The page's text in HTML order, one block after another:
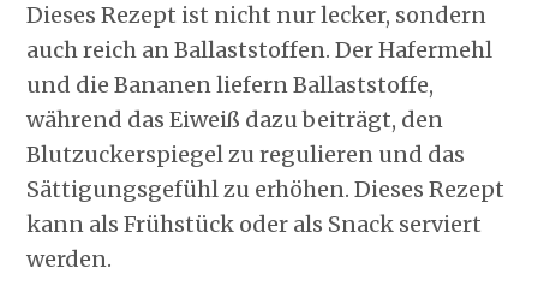
Dieses Rezept ist nicht nur lecker, sondern
auch reich an Ballaststoffen. Der Hafermehl
und die Bananen liefern Ballaststoffe,
während das Eiweiß dazu beiträgt, den
Blutzuckerspiegel zu regulieren und das
Sättigungsgefühl zu erhöhen. Dieses Rezept
kann als Frühstück oder als Snack serviert
werden.